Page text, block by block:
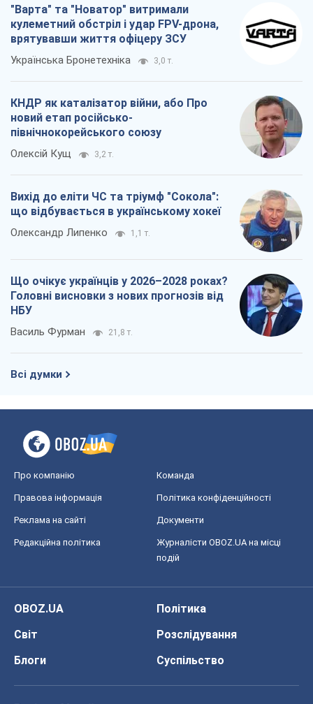
"Варта" та "Новатор" витримали
кулеметний обстріл і удар FPV-дрона,
врятувавши життя офіцеру ЗСУ
Українська Бронетехніка 3,0 т.
КНДР як каталізатор війни, або Про
новий етап російсько-
північнокорейського союзу
Олексій Кущ 3,2 т.
Вихід до еліти ЧС та тріумф "Сокола":
що відбувається в українському хокеї
Олександр Липенко 1,1 т.
Що очікує українців у 2026–2028 роках?
Головні висновки з нових прогнозів від
НБУ
Василь Фурман 21,8 т.
Всі думки
Про компанію Команда
Правова інформація Політика конфіденційності
Реклама на сайті Документи
Редакційна політика
Журналісти OBOZ.UA на місці
подій
OBOZ.UA
Політика
Світ
Розслідування
Блоги
Суспільство